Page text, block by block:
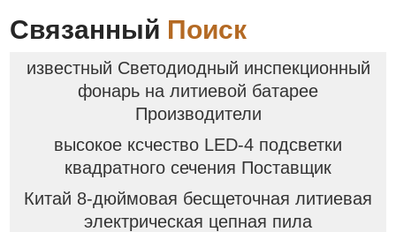
Связанный Поиск
известный Светодиодный инспекционный
фонарь на литиевой батарее
Производители
высокое ксчество LED-4 подсветки
квадратного сечения Поставщик
Китай 8-дюймовая бесщеточная литиевая
электрическая цепная пила